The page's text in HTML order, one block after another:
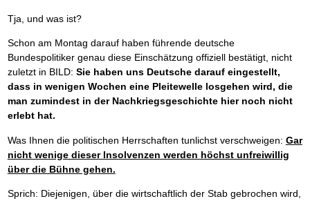
Tja, und was ist?
Schon am Montag darauf haben führende deutsche
Bundespolitiker genau diese Einschätzung offiziell bestätigt, nicht
zuletzt in BILD: Sie haben uns Deutsche darauf eingestellt,
dass in wenigen Wochen eine Pleitewelle losgehen wird, die
man zumindest in der Nachkriegsgeschichte hier noch nicht
erlebt hat.
Was Ihnen die politischen Herrschaften tunlichst verschweigen: Gar
nicht wenige dieser Insolvenzen werden höchst unfreiwillig
über die Bühne gehen.
Sprich: Diejenigen, über die wirtschaftlich der Stab gebrochen wird,